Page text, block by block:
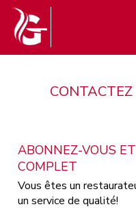
ABONNEZ-VOUS
COMPLET
Vous êtes un
un service de qualité!